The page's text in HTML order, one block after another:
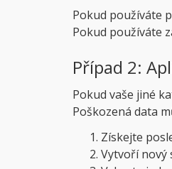
Pokud používáte
Pokud používáte
Případ 2:
Pokud vaše jiné
Poškozená data
Získejte
Vytvoří nový